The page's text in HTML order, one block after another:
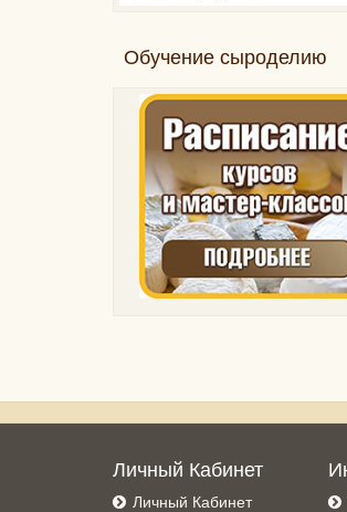
Обучение сыроделию
Личный Кабинет
Личный Кабинет